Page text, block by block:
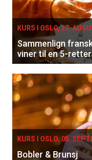
KURS I OSLO, 27.
Sammenlign
viner til en 5-
KURS I OSLO, 05.
Bobler & Brunsj